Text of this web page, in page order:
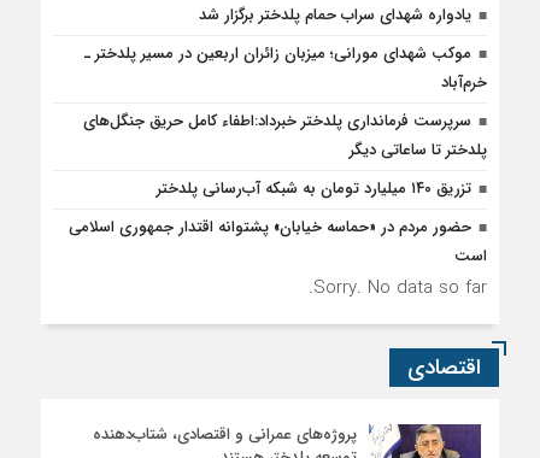
یادواره شهدای سراب حمام پلدختر برگزار شد
موکب شهدای مورانی؛ میزبان زائران اربعین در مسیر پلدختر ـ
خرم‌آباد
سرپرست فرمانداری پلدختر خبرداد:اطفاء کامل حریق جنگل‌های
پلدختر تا ساعاتی دیگر
تزریق ۱۴۰ میلیارد تومان به شبکه آب‌رسانی پلدختر
حضور مردم در «حماسه خیابان» پشتوانه اقتدار جمهوری اسلامی
است
Sorry. No data so far.
اقتصادی
پروژه‌های عمرانی و اقتصادی، شتاب‌دهنده